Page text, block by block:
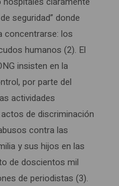
seguridad” donde
concentrarse: los
humanos (2). El
insisten en la
por parte del
actividades
de discriminación
contra las
y sus hijos en las
de doscientos mil
de periodistas (3).